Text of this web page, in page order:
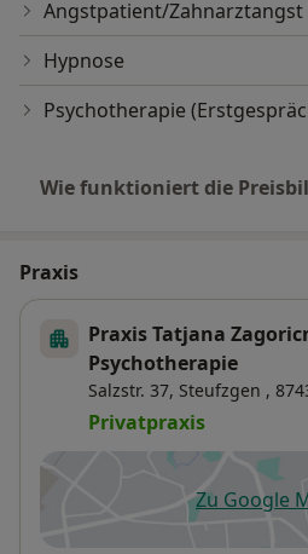
Angstpatient/Zahnarztangst
Hypnose
Psychotherapie
Wie funktioniert die
Praxis
Praxis Tatjana
Psychotherapie
Salzstr. 37, Steufzgen ,
Privatpraxis
Zu Google